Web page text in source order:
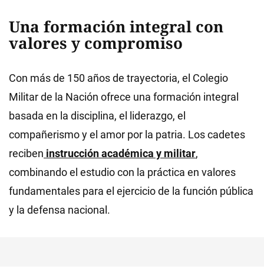
Una formación integral con
valores y compromiso
Con más de 150 años de trayectoria, el Colegio
Militar de la Nación ofrece una formación integral
basada en la disciplina, el liderazgo, el
compañerismo y el amor por la patria. Los cadetes
reciben instrucción académica y militar,
combinando el estudio con la práctica en valores
fundamentales para el ejercicio de la función pública
y la defensa nacional.